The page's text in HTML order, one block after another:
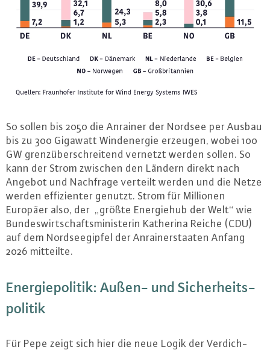
So sollen bis 2050 die Anrainer der Nordsee per Ausbau
bis zu 300 Gigawatt Wind­ener­gie erzeugen, wobei 100
GW grenz­über­schrei­tend vernetzt werden sollen. So
kann der Strom zwischen den Ländern direkt nach
Angebot und Nachfrage verteilt werden und die Netze
werden ef­fi­zi­en­ter genutzt. Strom für Millionen
Europäer also, der „größte En­er­gie­hub der Welt“ wie
Bun­des­wirt­schafts­mi­nis­te­rin Katherina Reiche (CDU)
auf dem Nord­see­gip­fel der An­rai­ner­staa­ten Anfang
2026 mitteilte.
En­er­gie­po­li­tik: Außen- und Si­cher­heits­
po­li­tik
Für Pepe zeigt sich hier die neue Logik der Ver­dich­